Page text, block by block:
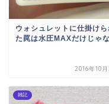
ウォシュレットに仕掛けら
た罠は水圧MAXだけじゃ
2016年10
雑記